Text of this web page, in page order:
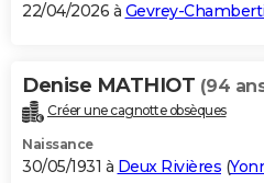
22/04/2026 à Gevrey-
Denise MATHIOT (94
Créer une cagnotte obsèques
Naissance
30/05/1931 à Deux Rivières (